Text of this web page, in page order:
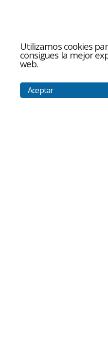
Utilizamos cookies
consigues la mejor
web.
Aceptar